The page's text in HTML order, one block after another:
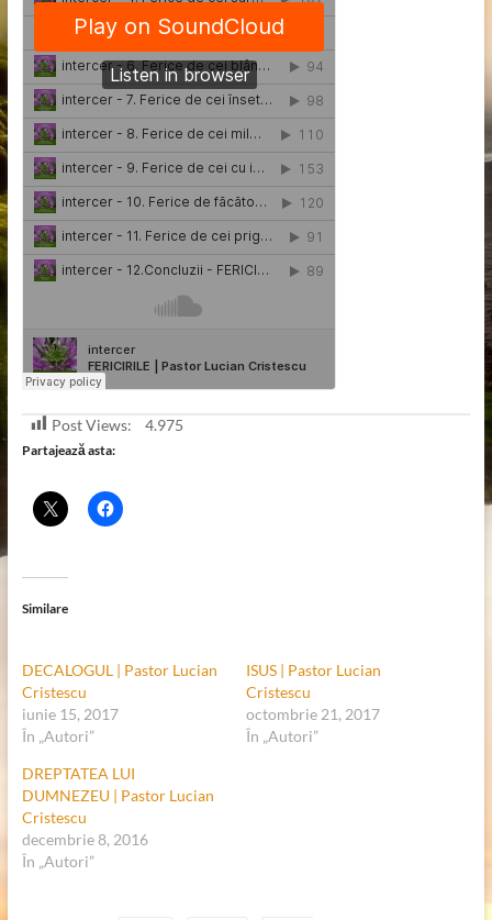
Post Views: 4.975
Partajează asta:
Similare
DECALOGUL | Pastor Lucian
Cristescu
iunie 15, 2017
În „Autori”
ISUS | Pastor Lucian
Cristescu
octombrie 21, 2017
În „Autori”
DREPTATEA LUI
DUMNEZEU | Pastor Lucian
Cristescu
decembrie 8, 2016
În „Autori”